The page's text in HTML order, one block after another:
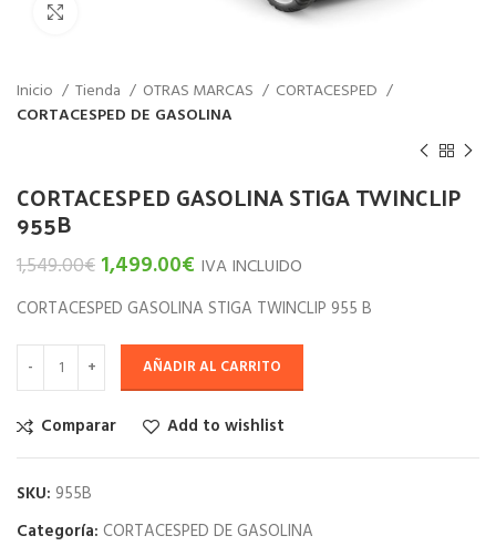
Inicio Tienda OTRAS MARCAS
CORTACESPED
CORTACESPED DE GASOLINA
CORTACESPED GASOLINA STIGA TWINCLIP
955B
1,549.00€ 1,499.00€ IVA INCLUIDO
CORTACESPED GASOLINA STIGA TWINCLIP 955 B
AÑADIR AL CARRITO
Comparar Add to wishlist
SKU: 955B
Categoría: CORTACESPED DE GASOLINA